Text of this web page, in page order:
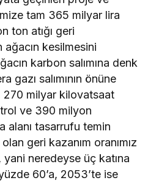
tam 365 milyar lira
ton atığı geri
ağacın kesilmesini
karbon salımına denk
gazı salımının önüne
milyar kilovatsaat
ve 390 milyon
alanı tasarrufu temin
geri kazanım oranımız
neredeyse üç katına
60’a, 2053’te ise